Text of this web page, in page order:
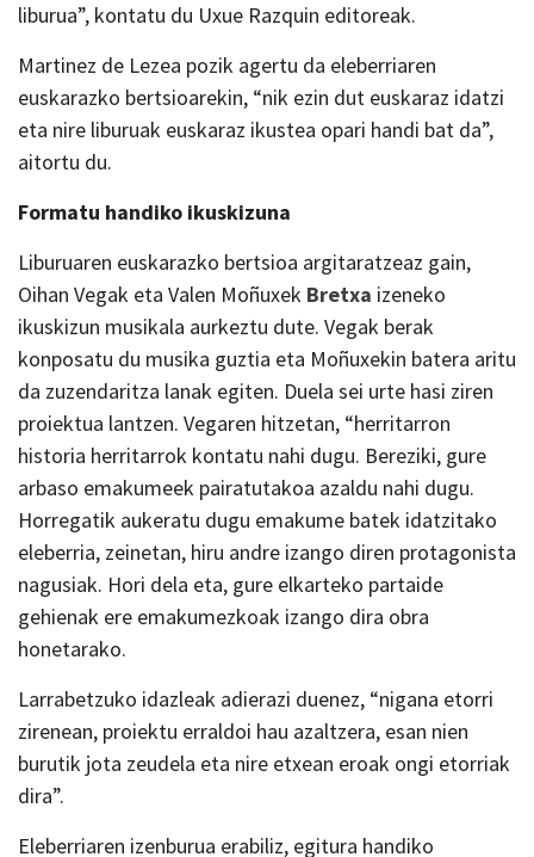
liburua”, kontatu du Uxue Razquin editoreak.
Martinez de Lezea pozik agertu da eleberriaren
euskarazko bertsioarekin, “nik ezin dut euskaraz idatzi
eta nire liburuak euskaraz ikustea opari handi bat da”,
aitortu du.
Formatu handiko ikuskizuna
Liburuaren euskarazko bertsioa argitaratzeaz gain,
Oihan Vegak eta Valen Moñuxek Bretxa izeneko
ikuskizun musikala aurkeztu dute. Vegak berak
konposatu du musika guztia eta Moñuxekin batera aritu
da zuzendaritza lanak egiten. Duela sei urte hasi ziren
proiektua lantzen. Vegaren hitzetan, “herritarron
historia herritarrok kontatu nahi dugu. Bereziki, gure
arbaso emakumeek pairatutakoa azaldu nahi dugu.
Horregatik aukeratu dugu emakume batek idatzitako
eleberria, zeinetan, hiru andre izango diren protagonista
nagusiak. Hori dela eta, gure elkarteko partaide
gehienak ere emakumezkoak izango dira obra
honetarako.
Larrabetzuko idazleak adierazi duenez, “nigana etorri
zirenean, proiektu erraldoi hau azaltzera, esan nien
burutik jota zeudela eta nire etxean eroak ongi etorriak
dira”.
Eleberriaren izenburua erabiliz, egitura handiko